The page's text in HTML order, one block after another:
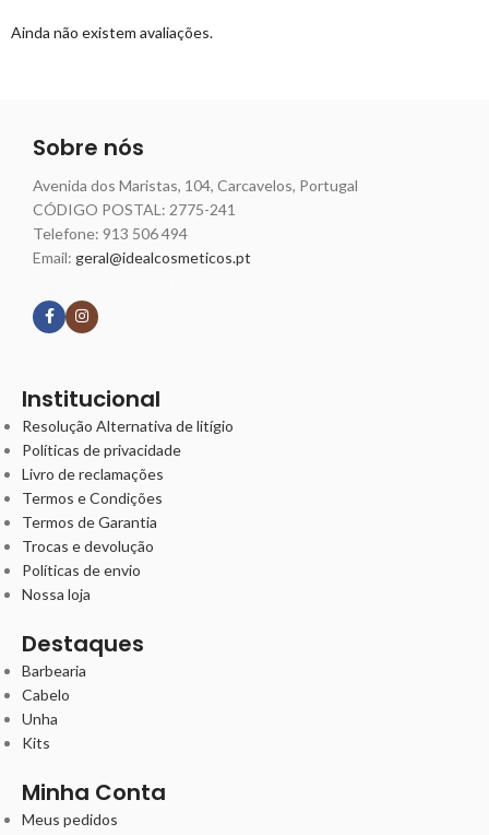
Ainda não existem avaliações.
Sobre nós
Avenida dos Maristas, 104, Carcavelos, Portugal
CÓDIGO POSTAL: 2775-241
Telefone: 913 506 494
Email: geral@idealcosmeticos.pt
Institucional
Resolução Alternativa de litígio
Políticas de privacidade
Livro de reclamações
Termos e Condições
Termos de Garantia
Trocas e devolução
Políticas de envio
Nossa loja
Destaques
Barbearia
Cabelo
Unha
Kits
Minha Conta
Meus pedidos